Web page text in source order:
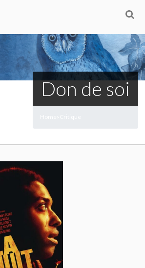
Don de soi